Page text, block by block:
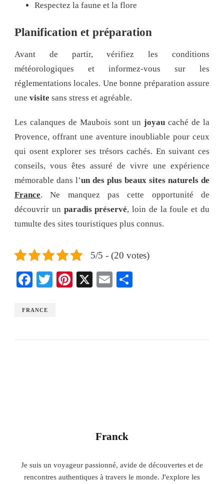
Respectez la faune et la flore
Planification et préparation
Avant de partir, vérifiez les conditions
météorologiques et informez-vous sur les
réglementations locales. Une bonne préparation assure
une visite sans stress et agréable.
Les calanques de Maubois sont un joyau caché de la
Provence, offrant une aventure inoubliable pour ceux
qui osent explorer ses trésors cachés. En suivant ces
conseils, vous êtes assuré de vivre une expérience
mémorable dans l’un des plus beaux sites naturels de
France. Ne manquez pas cette opportunité de
découvrir un paradis préservé, loin de la foule et du
tumulte des sites touristiques plus connus.
5/5 - (20 votes)
Facebook
TwitterPinterest
X Email
FRANCE
Franck
Je suis un voyageur passionné, avide de découvertes et de
rencontres authentiques à travers le monde. J'explore les